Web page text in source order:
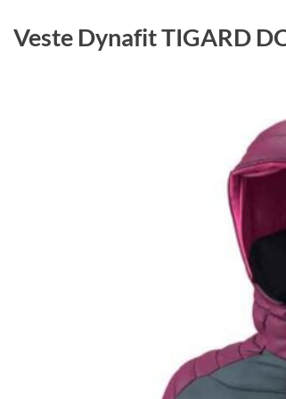
Veste Dynafit TIGARD